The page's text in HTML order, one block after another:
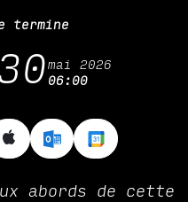
termine
mai 2026
06:00
abords de cette